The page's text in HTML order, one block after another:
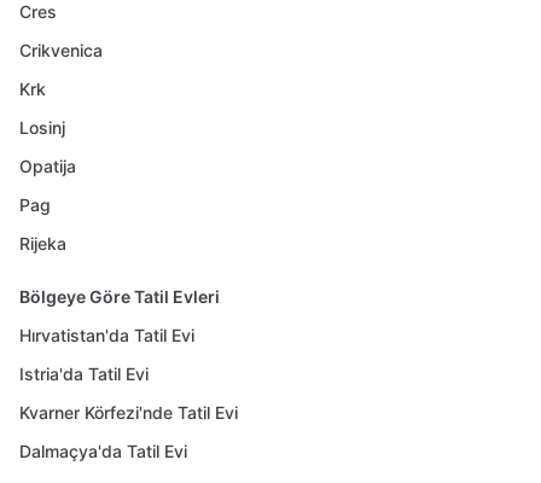
Cres
Crikvenica
Krk
Losinj
Opatija
Pag
Rijeka
Bölgeye Göre Tatil Evleri
Hırvatistan'da Tatil Evi
Istria'da Tatil Evi
Kvarner Körfezi'nde Tatil Evi
Dalmaçya'da Tatil Evi